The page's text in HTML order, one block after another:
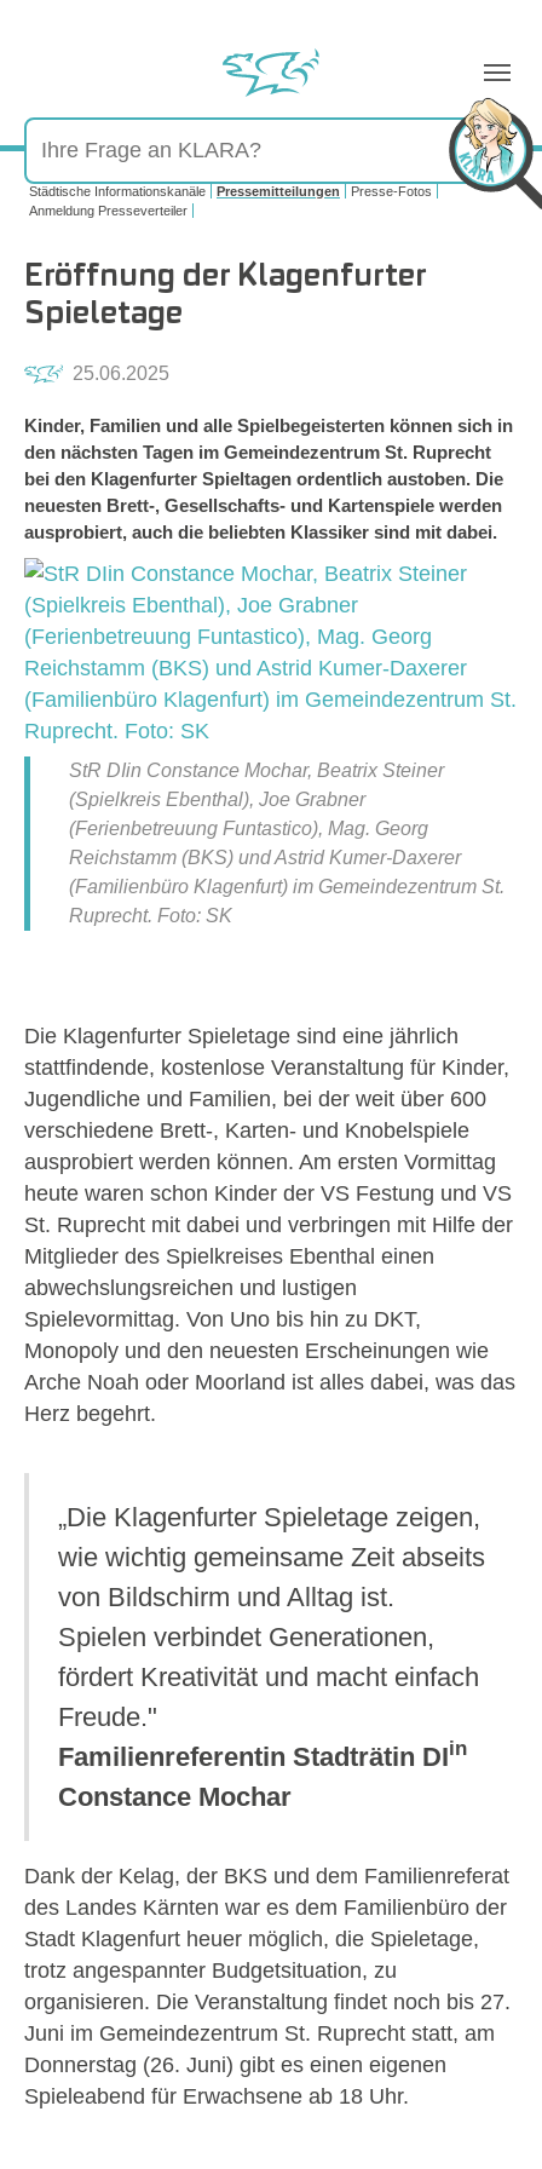
Sie sind hier:
Städtische Informationskanäle Pressemitteilungen
Presse-Fotos
Anmeldung Presseverteiler
Eröffnung der Klagenfurter
Spieletage
25.06.2025
Kinder, Familien und alle Spielbegeisterten können sich in
den nächsten Tagen im Gemeindezentrum St. Ruprecht
bei den Klagenfurter Spieltagen ordentlich austoben. Die
neuesten Brett-, Gesellschafts- und Kartenspiele werden
ausprobiert, auch die beliebten Klassiker sind mit dabei.
StR DIin Constance Mochar, Beatrix Steiner
(Spielkreis Ebenthal), Joe Grabner
(Ferienbetreuung Funtastico), Mag. Georg
Reichstamm (BKS) und Astrid Kumer-Daxerer
(Familienbüro Klagenfurt) im Gemeindezentrum St.
Ruprecht. Foto: SK
Die Klagenfurter Spieletage sind eine jährlich
stattfindende, kostenlose Veranstaltung für Kinder,
Jugendliche und Familien, bei der weit über 600
verschiedene Brett-, Karten- und Knobelspiele
ausprobiert werden können. Am ersten Vormittag
heute waren schon Kinder der VS Festung und VS
St. Ruprecht mit dabei und verbringen mit Hilfe der
Mitglieder des Spielkreises Ebenthal einen
abwechslungsreichen und lustigen
Spielevormittag. Von Uno bis hin zu DKT,
Monopoly und den neuesten Erscheinungen wie
Arche Noah oder Moorland ist alles dabei, was das
Herz begehrt.
„Die Klagenfurter Spieletage zeigen,
wie wichtig gemeinsame Zeit abseits
von Bildschirm und Alltag ist.
Spielen verbindet Generationen,
fördert Kreativität und macht einfach
Freude."
Familienreferentin Stadträtin DIin
Constance Mochar
Dank der Kelag, der BKS und dem Familienreferat
des Landes Kärnten war es dem Familienbüro der
Stadt Klagenfurt heuer möglich, die Spieletage,
trotz angespannter Budgetsituation, zu
organisieren. Die Veranstaltung findet noch bis 27.
Juni im Gemeindezentrum St. Ruprecht statt, am
Donnerstag (26. Juni) gibt es einen eigenen
Spieleabend für Erwachsene ab 18 Uhr.